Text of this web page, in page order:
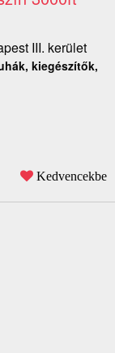
III. kerület
kiegészítők,
Kedvencekbe